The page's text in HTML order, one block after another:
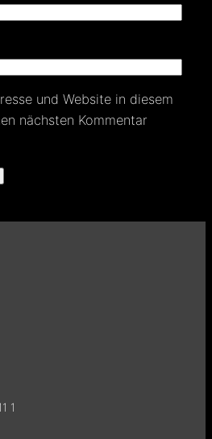
und Website in diesem
nächsten Kommentar
1